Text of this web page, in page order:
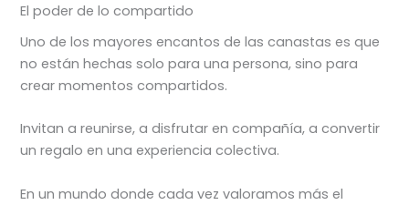
El poder de lo compartido
Uno de los mayores encantos de las canastas es que
no están hechas solo para una persona, sino para
crear momentos compartidos.
Invitan a reunirse, a disfrutar en compañía, a convertir
un regalo en una experiencia colectiva.
En un mundo donde cada vez valoramos más el